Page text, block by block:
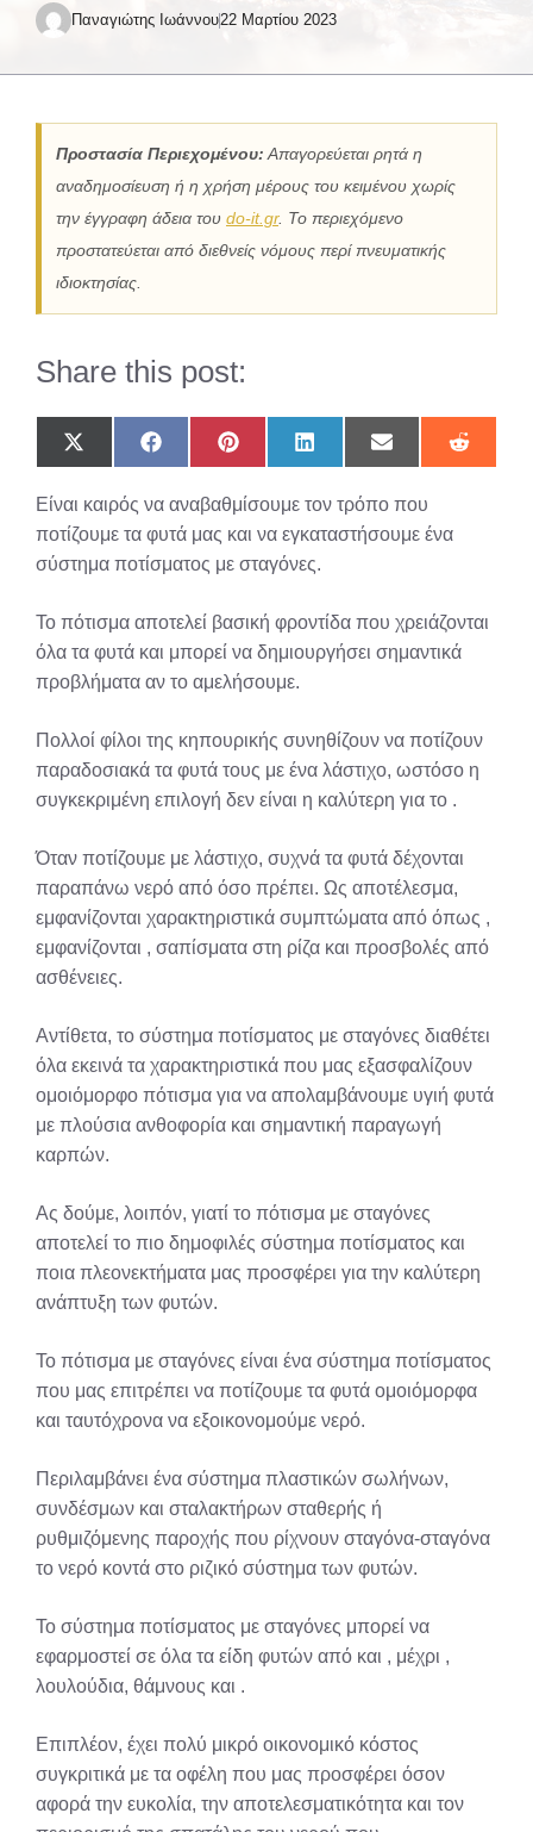
Παναγιώτης Ιωάννου22 Μαρτίου 2023
Προστασία Περιεχομένου: Απαγορεύεται ρητά η
αναδημοσίευση ή η χρήση μέρους του κειμένου χωρίς
την έγγραφη άδεια του do-it.gr. Το περιεχόμενο
προστατεύεται από διεθνείς νόμους περί πνευματικής
ιδιοκτησίας.
Share this post:
Share
on
(Twitter)
Share
on
Share
on
Share
on
Share
on
Share
on
Είναι καιρός να αναβαθμίσουμε τον τρόπο που
ποτίζουμε τα φυτά μας και να εγκαταστήσουμε ένα
σύστημα ποτίσματος με σταγόνες.
Το πότισμα αποτελεί βασική φροντίδα που χρειάζονται
όλα τα φυτά και μπορεί να δημιουργήσει σημαντικά
προβλήματα αν το αμελήσουμε.
Πολλοί φίλοι της κηπουρικής συνηθίζουν να ποτίζουν
παραδοσιακά τα φυτά τους με ένα λάστιχο, ωστόσο η
συγκεκριμένη επιλογή δεν είναι η καλύτερη για το .
Όταν ποτίζουμε με λάστιχο, συχνά τα φυτά δέχονται
παραπάνω νερό από όσο πρέπει. Ως αποτέλεσμα,
εμφανίζονται χαρακτηριστικά συμπτώματα από όπως ,
εμφανίζονται , σαπίσματα στη ρίζα και προσβολές από
ασθένειες.
Αντίθετα, τo σύστημα ποτίσματος με σταγόνες διαθέτει
όλα εκεινά τα χαρακτηριστικά που μας εξασφαλίζουν
ομοιόμορφο πότισμα για να απολαμβάνουμε υγιή φυτά
με πλούσια ανθοφορία και σημαντική παραγωγή
καρπών.
Ας δούμε, λοιπόν, γιατί το πότισμα με σταγόνες
αποτελεί το πιο δημοφιλές σύστημα ποτίσματος και
ποια πλεονεκτήματα μας προσφέρει για την καλύτερη
ανάπτυξη των φυτών.
Το πότισμα με σταγόνες είναι ένα σύστημα ποτίσματος
που μας επιτρέπει να ποτίζουμε τα φυτά ομοιόμορφα
και ταυτόχρονα να εξοικονομούμε νερό.
Περιλαμβάνει ένα σύστημα πλαστικών σωλήνων,
συνδέσμων και σταλακτήρων σταθερής ή
ρυθμιζόμενης παροχής που ρίχνουν σταγόνα-σταγόνα
το νερό κοντά στο ριζικό σύστημα των φυτών.
Το σύστημα ποτίσματος με σταγόνες μπορεί να
εφαρμοστεί σε όλα τα είδη φυτών από και , μέχρι ,
λουλούδια, θάμνους και .
Επιπλέον, έχει πολύ μικρό οικονομικό κόστος
συγκριτικά με τα οφέλη που μας προσφέρει όσον
αφορά την ευκολία, την αποτελεσματικότητα και τον